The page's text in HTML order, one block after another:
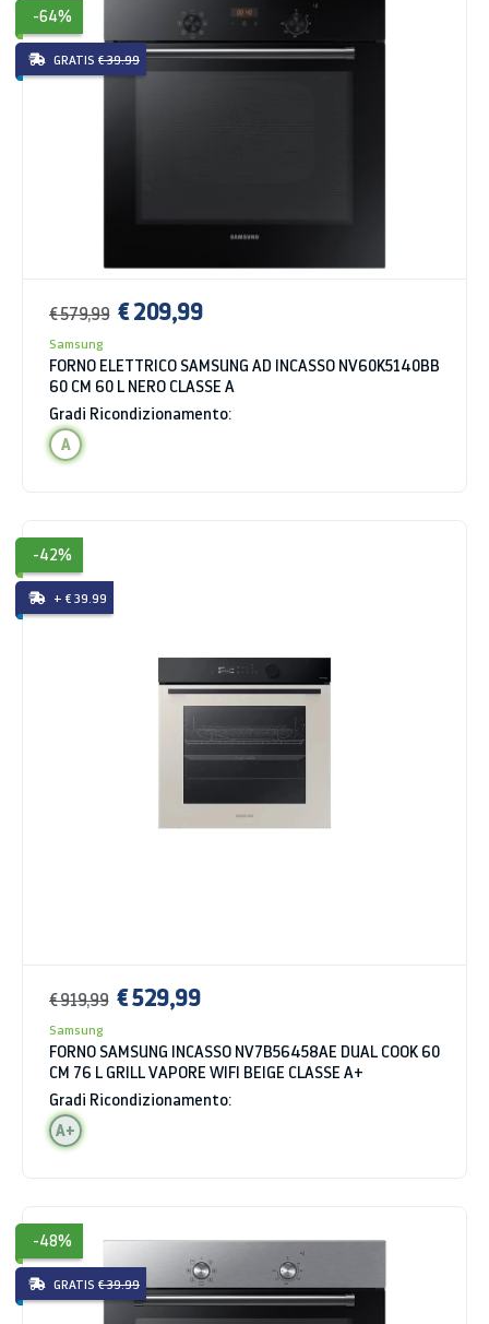
-64%
GRATIS € 39.99
€ 579,99 € 209,99
Samsung
FORNO ELETTRICO SAMSUNG AD INCASSO NV60K5140BB
60 CM 60 L NERO CLASSE A
Gradi Ricondizionamento:
A
-42%
+ € 39.99
€ 919,99 € 529,99
Samsung
FORNO SAMSUNG INCASSO NV7B56458AE DUAL COOK 60
CM 76 L GRILL VAPORE WIFI BEIGE CLASSE A+
Gradi Ricondizionamento:
A+
-48%
GRATIS € 39.99